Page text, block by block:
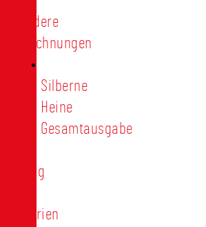
Besondere
Auszeichnungen
Silberne
Heine
Gesamtausgabe
Satzung
Regularien